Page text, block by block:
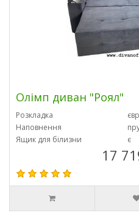
Олімп диван "Роял"
Розкладка
Наповнення
Ящик для білизни
є
17